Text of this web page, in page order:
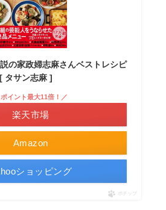
の家政婦志麻さんベストレシピ
タサン志麻 ]
Amazon
ポイント最大11倍！／
楽天市場
ショッピング
ポチップ